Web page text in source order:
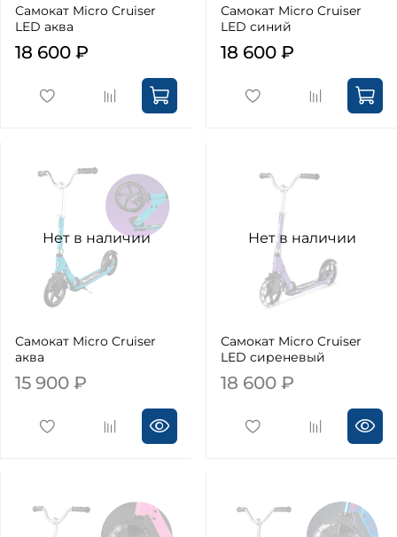
Самокат Micro Cruiser
LED аква
18 600 ₽
Самокат Micro Cruiser
LED синий
18 600 ₽
Нет в наличии
Самокат Micro Cruiser
аква
15 900 ₽
Нет в наличии
Самокат Micro Cruiser
LED сиреневый
18 600 ₽